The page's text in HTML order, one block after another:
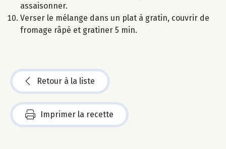
assaisonner.
Verser le mélange dans un plat à gratin, couvrir de
fromage râpé et gratiner 5 min.
Retour à la liste
Imprimer la recette